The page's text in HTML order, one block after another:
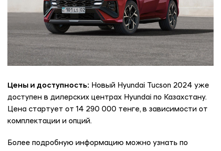
Цены и доступность: Новый Hyundai Tucson 2024 уже
доступен в дилерских центрах Hyundai по Казахстану.
Цена стартует от 14 290 000 тенге, в зависимости от
комплектации и опций.
Более подробную информацию можно узнать по